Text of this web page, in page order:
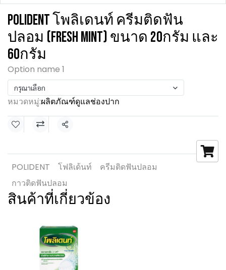
POLIDENT โพลิเดนท์ ครีมติดฟัน
ปลอม (FRESH MINT) ขนาด 20กรัม และ
60กรัม
Option name 1
กรุณาเลือก
หมวดหมู่:ผลิตภัณฑ์ดูแลช่องปาก
แชร์
POLIDENT โฟลิเด้นท์
ครีมติดฟันปลอม
กาวติดฟันปลอม
สินค้าที่เกี่ยวข้อง